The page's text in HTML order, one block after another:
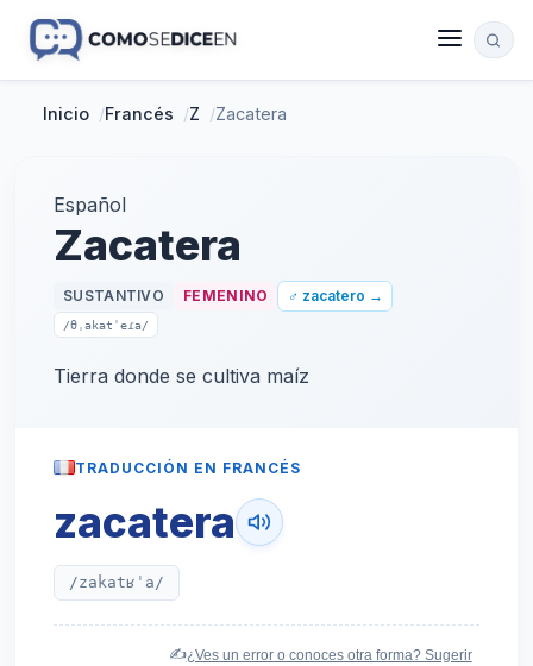
Inicio /Francés /Z /Zacatera
Español
Zacatera
SUSTANTIVO FEMENINO ♂ zacatero →
/θˌakatˈeɾa/
Tierra donde se cultiva maíz
TRADUCCIÓN EN FRANCÉS
zacatera
/zakatʁˈa/
✍️¿Ves un error o conoces otra forma? Sugerir